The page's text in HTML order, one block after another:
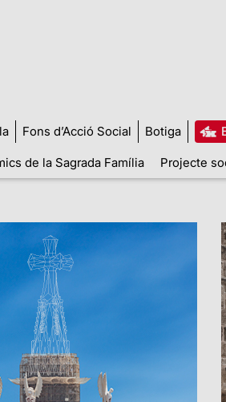
Fons d’Acció Social Botiga
de la Sagrada Família Projecte